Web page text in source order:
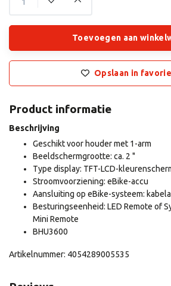
Toevoegen aan
Opslaan in
Product informatie
Beschrijving
Geschikt voor houder met 1-arm
Beeldschermgrootte: ca. 2 "
Type display: TFT-LCD-
Stroomvoorziening: eBike-accu
Aansluiting op eBike-systeem:
Besturingseenheid: LED Remote of
Mini Remote
BHU3600
Artikelnummer: 4054289005535